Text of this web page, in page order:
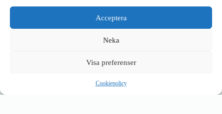
Acceptera
Neka
Visa preferenser
Cookiepolicy
Om företaget
Om oss
Kontakta oss